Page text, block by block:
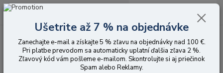
Menu
0,00 EUR
Ušetrite až 7 % na objednávke
Zanechajte e-mail a získajte 5 % zľavu na objednávky nad 100 €.
Pri platbe prevodom sa automaticky uplatní ďalšia zľava 2 %.
Zľavový kód vám pošleme e-mailom. Skontrolujte si aj priečinok
Spam alebo Reklamy.